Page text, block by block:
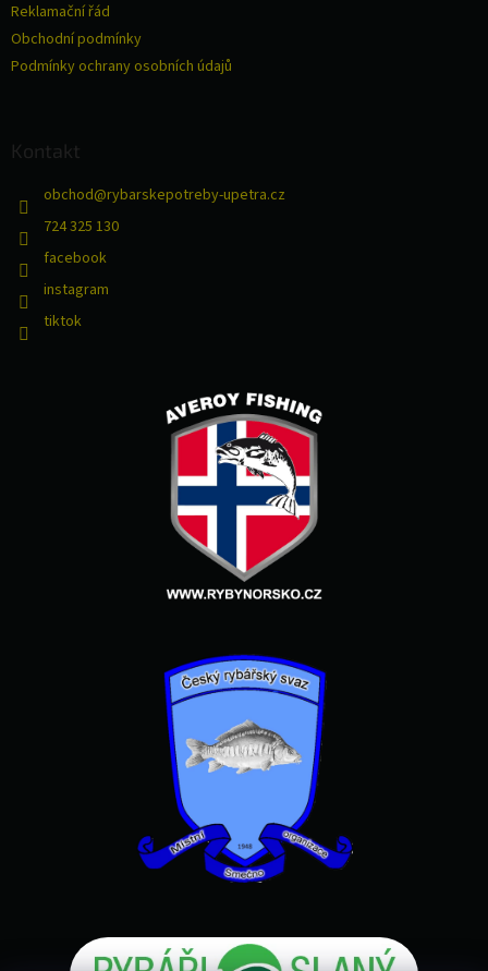
Reklamační řád
Obchodní podmínky
Podmínky ochrany osobních údajů
Kontakt
obchod@rybarskepotreby-upetra.cz
724 325 130
facebook
instagram
tiktok